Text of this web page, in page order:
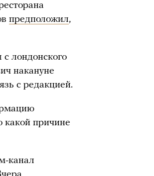
предположил,
лондонского
накануне
с редакцией.
какой причине
канал